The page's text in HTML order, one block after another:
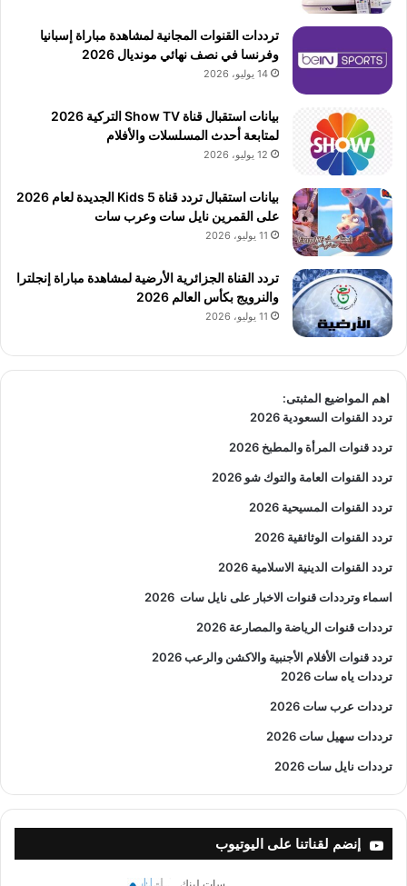
ترددات القنوات المجانية لمشاهدة مباراة إسبانيا
وفرنسا في نصف نهائي مونديال 2026
14 يوليو، 2026
بيانات استقبال قناة Show TV التركية 2026
لمتابعة أحدث المسلسلات والأفلام
12 يوليو، 2026
بيانات استقبال تردد قناة 5 Kids الجديدة لعام 2026
على القمرين نايل سات وعرب سات
11 يوليو، 2026
تردد القناة الجزائرية الأرضية لمشاهدة مباراة إنجلترا
والنرويج بكأس العالم 2026
11 يوليو، 2026
اهم المواضيع المثبتى:
تردد القنوات السعودية 2026
تردد قنوات المرأة والمطبخ 2026
تردد القنوات العامة والتوك شو 2026
تردد القنوات المسيحية 2026
تردد القنوات الوثائقية 2026
تردد القنوات الدينية الاسلامية 2026
اسماء وترددات قنوات الاخبار على نايل سات 2026
ترددات قنوات الرياضة والمصارعة 2026
تردد قنوات الأفلام الأجنبية والاكشن والرعب2026
ترددات ياه سات 2026
ترددات عرب سات 2026
ترددات سهيل سات 2026
ترددات نايل سات 2026
إنضم لقناتنا على اليوتيوب